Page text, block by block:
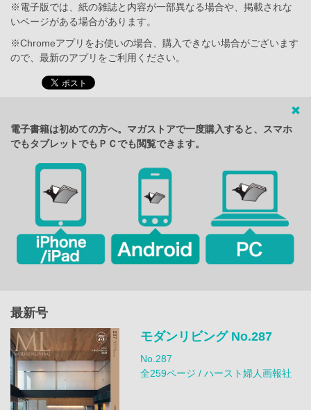
※電子版では、紙の雑誌と内容が一部異なる場合や、掲載されな
いページがある場合があります。
※Chromeアプリをお使いの場合、購入できない場合がございます
ので、最新のアプリをご利用ください。
電子書籍は初めての方へ。マガストアで一度購入すると、スマホ
でもタブレットでもＰＣでも閲覧できます。
最新号
モダンリビング No.287
No.287
全259ページ / ハースト婦人画報社